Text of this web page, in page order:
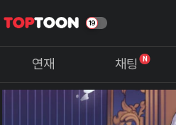
연재 채팅 N